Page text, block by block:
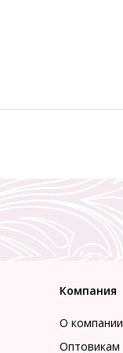
Компания
О компании
Оптовикам